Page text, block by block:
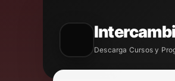
Descarga Cursos y